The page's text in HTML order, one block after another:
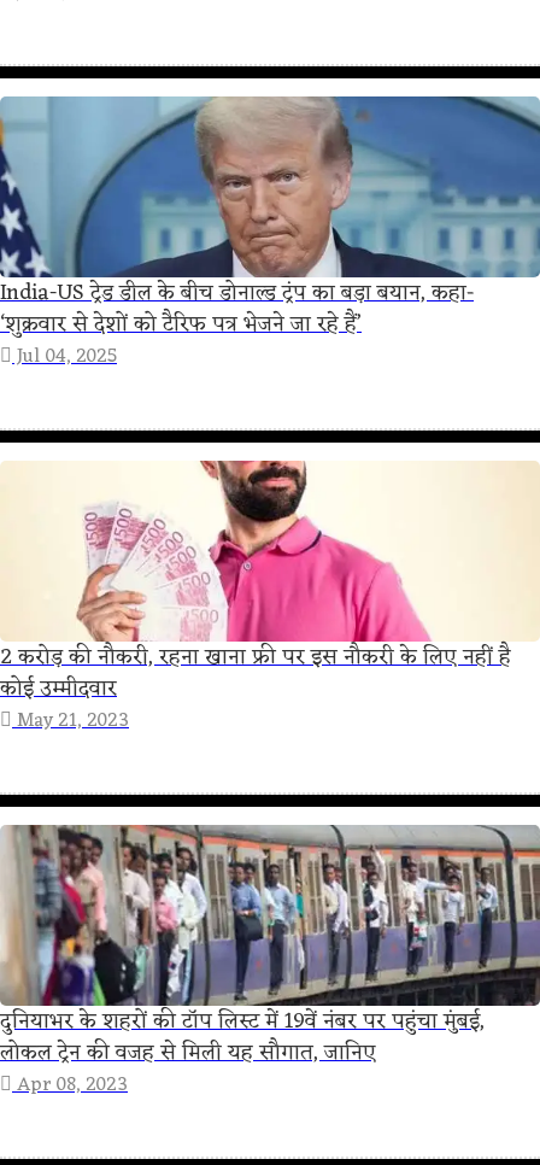
India-US ट्रेड डील के बीच डोनाल्ड ट्रंप का बड़ा बयान, कहा-
‘शुक्रवार से देशों को टैरिफ पत्र भेजने जा रहे हैं’
Jul 04, 2025
2 करोड़ की नौकरी, रहना खाना फ्री पर इस नौकरी के लिए नहीं है
कोई उम्मीदवार
May 21, 2023
दुनियाभर के शहरों की टॉप लिस्ट में 19वें नंबर पर पहुंचा मुंबई,
लोकल ट्रेन की वजह से मिली यह सौगात, जानिए
Apr 08, 2023